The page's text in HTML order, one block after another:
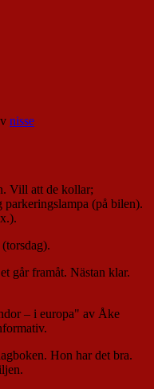
nisse
Vill att de kollar;
(på bilen).
går framåt. Nästan klar.
– i europa" av Åke
Hon har det bra.